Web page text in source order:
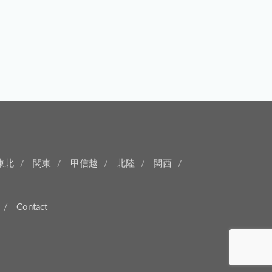
北 関東 甲信越 北陸
関西
Contact